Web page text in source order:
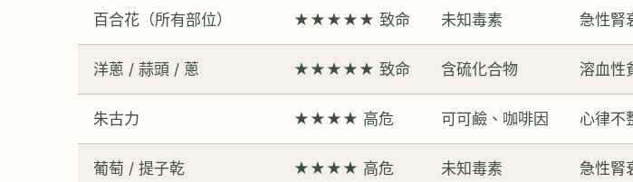
百合花（所有部位） ★★★★★ 致命 未知毒素 急性腎
洋蔥 / 蒜頭 / 蔥 ★★★★★ 致命 含硫化合物 溶血性
朱古力 ★★★★ 高危 可可鹼、咖啡因 心律不
葡萄 / 提子乾 ★★★★ 高危 未知毒素 急性腎